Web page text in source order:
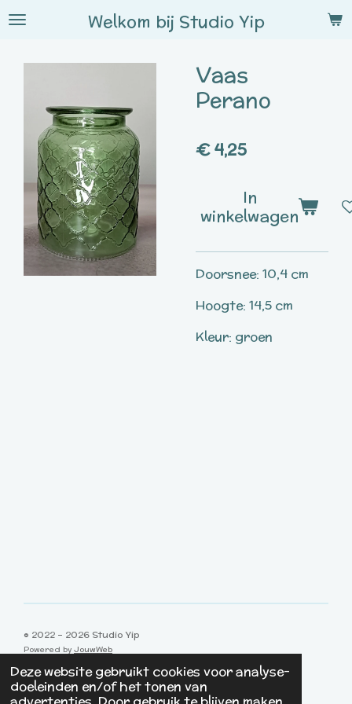
Deze website gebruikt cookies voor analyse-
doeleinden en/of het tonen van
Ga
Welkom bij Studio Yip
Vaas
Perano
€ 4,25
In
winkelwagen
Doorsnee: 10,4 cm
Hoogte: 14,5 cm
Kleur: groen
© 2022 - 2026 Studio Yip
Powered by JouwWeb